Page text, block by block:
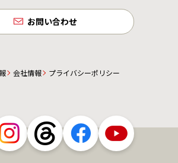
お問い合わせ
会社情報 プライバシーポリシー